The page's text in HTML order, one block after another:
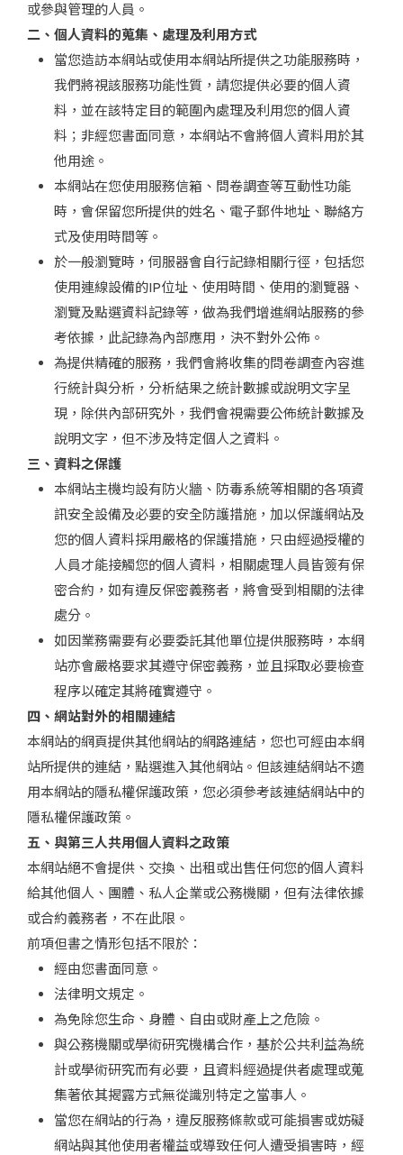
或參與管理的人員。
二、個人資料的蒐集、處理及利用方式
當您造訪本網站或使用本網站所提供之功能服務時，
我們將視該服務功能性質，請您提供必要的個人資
料，並在該特定目的範圍內處理及利用您的個人資
料；非經您書面同意，本網站不會將個人資料用於其
他用途。
本網站在您使用服務信箱、問卷調查等互動性功能
時，會保留您所提供的姓名、電子郵件地址、聯絡方
式及使用時間等。
於一般瀏覽時，伺服器會自行記錄相關行徑，包括您
使用連線設備的IP位址、使用時間、使用的瀏覽器、
瀏覽及點選資料記錄等，做為我們增進網站服務的參
考依據，此記錄為內部應用，決不對外公佈。
為提供精確的服務，我們會將收集的問卷調查內容進
行統計與分析，分析結果之統計數據或說明文字呈
現，除供內部研究外，我們會視需要公佈統計數據及
說明文字，但不涉及特定個人之資料。
三、資料之保護
本網站主機均設有防火牆、防毒系統等相關的各項資
訊安全設備及必要的安全防護措施，加以保護網站及
您的個人資料採用嚴格的保護措施，只由經過授權的
人員才能接觸您的個人資料，相關處理人員皆簽有保
密合約，如有違反保密義務者，將會受到相關的法律
處分。
如因業務需要有必要委託其他單位提供服務時，本網
站亦會嚴格要求其遵守保密義務，並且採取必要檢查
程序以確定其將確實遵守。
四、網站對外的相關連結
本網站的網頁提供其他網站的網路連結，您也可經由本網
站所提供的連結，點選進入其他網站。但該連結網站不適
用本網站的隱私權保護政策，您必須參考該連結網站中的
隱私權保護政策。
五、與第三人共用個人資料之政策
本網站絕不會提供、交換、出租或出售任何您的個人資料
給其他個人、團體、私人企業或公務機關，但有法律依據
或合約義務者，不在此限。
前項但書之情形包括不限於：
經由您書面同意。
法律明文規定。
為免除您生命、身體、自由或財產上之危險。
與公務機關或學術研究機構合作，基於公共利益為統
計或學術研究而有必要，且資料經過提供者處理或蒐
集著依其揭露方式無從識別特定之當事人。
當您在網站的行為，違反服務條款或可能損害或妨礙
網站與其他使用者權益或導致任何人遭受損害時，經